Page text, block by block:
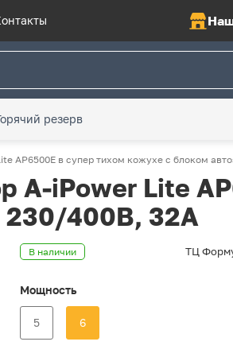
резерв
AP6500E в супер тихом кожухе с блоком
A-iPower Lite
230/400В, 32А
В наличии ТЦ
Мощность
5 6